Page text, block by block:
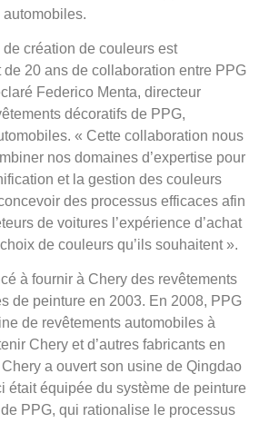
création de couleurs est
de 20 ans de collaboration entre PPG
Federico Menta, directeur
décoratifs de PPG,
« Cette collaboration nous
nos domaines d’expertise pour
et la gestion des couleurs
des processus efficaces afin
de voitures l’expérience d’achat
de couleurs qu’ils souhaitent ».
à fournir à Chery des revêtements
de peinture en 2003. En 2008, PPG
de revêtements automobiles à
Chery et d’autres fabricants en
a ouvert son usine de Qingdao
était équipée du système de peinture
PPG, qui rationalise le processus